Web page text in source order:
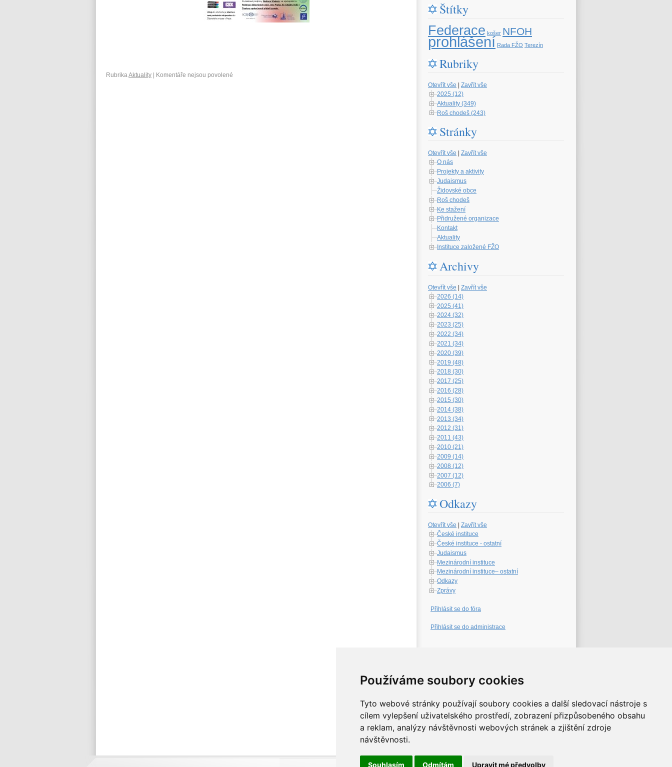
Používáme soubory cookies
Tyto webové stránky používají soubory cookies a další sledovací nástroje s
cílem vylepšení uživatelského prostředí, zobrazení přizpůsobeného obsahu
a reklam, analýzy návštěvnosti webových stránek a zjištění zdroje
návštěvnosti.
Souhlasím Odmítám Upravit mé předvolby
RubrikaAktuality Komentáře nejsou povolené
Štítky
Federace košer NFOH
prohlášení Rada FŽO Terezín
Rubriky
Otevřít vše
Zavřít vše
2025 (12)
Aktuality (349)
Roš chodeš (243)
Stránky
Otevřít vše
Zavřít vše
O nás
Projekty a aktivity
Judaismus
Židovské obce
Roš chodeš
Ke stažení
Přidružené organizace
Kontakt
Aktuality
Instituce založené FŽO
Archivy
Otevřít vše | Zavřít vše
2026 (14)
2025 (41)
2024 (32)
2023 (25)
2022 (34)
2021 (34)
2020 (39)
2019 (48)
2018 (30)
2017 (25)
2016 (28)
2015 (30)
2014 (38)
2013 (34)
2012 (31)
2011 (43)
2010 (21)
2009 (14)
2008 (12)
2007 (12)
2006 (7)
Odkazy
Otevřít vše
Zavřít vše
České instituce
České instituce - ostatní
Judaismus
Mezinárodní instituce
Mezinárodní instituce– ostatní
Odkazy
Zprávy
Přihlásit se do fóra
Přihlásit se do administrace